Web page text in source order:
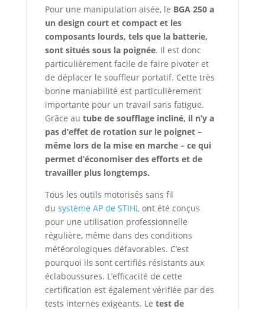
Pour une manipulation aisée, le BGA 250 a
un design court et compact et les
composants lourds, tels que la batterie,
sont situés sous la poignée. Il est donc
particulièrement facile de faire pivoter et
de déplacer le souffleur portatif. Cette très
bonne maniabilité est particulièrement
importante pour un travail sans fatigue.
Grâce au tube de soufflage incliné, il n’y a
pas d’effet de rotation sur le poignet –
même lors de la mise en marche – ce qui
permet d’économiser des efforts et de
travailler plus longtemps.
Tous les outils motorisés sans fil
du système AP de STIHLont été conçus
pour une utilisation professionnelle
régulière, même dans des conditions
météorologiques défavorables. C’est
pourquoi ils sont certifiés résistants aux
éclaboussures. L’efficacité de cette
certification est également vérifiée par des
tests internes exigeants. Le test de